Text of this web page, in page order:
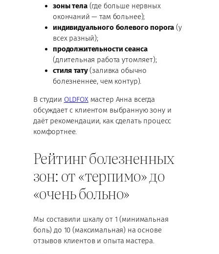
зоны тела(где больше нервных
окончаний — там больнее);
индивидуального болевого порога (у
всех разный);
продолжительности сеанса
(длительная работа утомляет);
стиля тату(заливка обычно
болезненнее, чем контур).
В студии OLDFOXмастер Анна всегда
обсуждает с клиентом выбранную зону и
даёт рекомендации, как сделать процесс
комфортнее.
Рейтинг болезненных
зон: от «терпимо» до
«очень больно»
Мы составили шкалу от 1 (минимальная
боль) до 10 (максимальная) на основе
отзывов клиентов и опыта мастера.